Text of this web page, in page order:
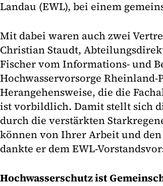
Landau (EWL), bei einem
Mit dabei waren auch zwei
Christian Staudt,
Fischer vom Informations- und
Hochwasservorsorge Rheinland-
Herangehensweise, die die
ist vorbildlich. Damit stellt sich
durch die verstärkten
können von Ihrer Arbeit und
dankte er dem EWL-
Hochwasserschutz ist